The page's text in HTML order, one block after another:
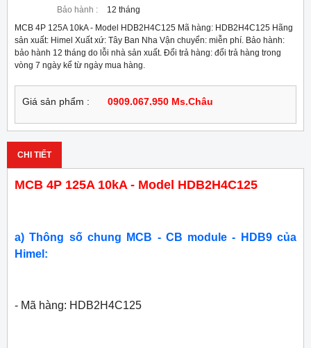
Bảo hành :
12 tháng
MCB 4P 125A 10kA - Model HDB2H4C125 Mã hàng: HDB2H4C125 Hãng
sản xuất: Himel Xuất xứ: Tây Ban Nha Vận chuyển: miễn phí. Bảo hành:
bảo hành 12 tháng do lỗi nhà sản xuất. Đổi trả hàng: đổi trả hàng trong
vòng 7 ngày kể từ ngày mua hàng.
Giá sản phẩm : 0909.067.950 Ms.Châu
CHI TIẾT
MCB 4P 125A 10kA - Model HDB2H4C125
a) Thông số chung MCB - CB module - HDB9 của
Himel:
- Mã hàng: HDB2H4C125